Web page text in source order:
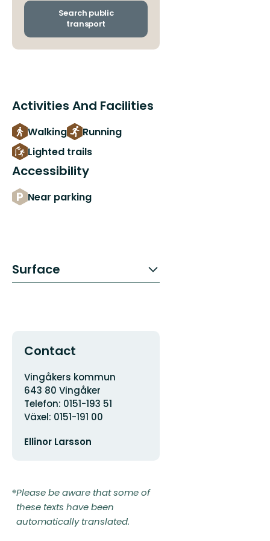
Search public
transport
Activities And Facilities
Walking
Running
Lighted trails
Accessibility
Near parking
Surface
Contact
Address
Vingåkers kommun
643 80 Vingåker
Telefon: 0151-193 51
Växel: 0151-191 00
address
Ellinor Larsson
Please be aware that some of
these texts have been
automatically translated.